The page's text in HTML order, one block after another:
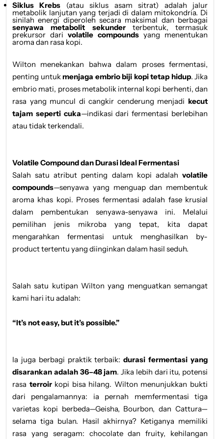
Siklus Krebs (atau siklus asam sitrat) adalah jalur
metabolik lanjutan yang terjadi di dalam mitokondria. Di
sinilah energi diperoleh secara maksimal dan berbagai
senyawa metabolit sekunderterbentuk, termasuk
prekursor dari volatile compounds yang menentukan
aroma dan rasa kopi.
Wilton menekankan bahwa dalam proses fermentasi,
penting untukmenjaga embrio biji kopi tetap hidup. Jika
embrio mati, proses metabolik internal kopi berhenti, dan
rasa yang muncul di cangkir cenderung menjadi kecut
tajam seperti cuka—indikasi dari fermentasi berlebihan
atau tidak terkendali.
Volatile Compound dan Durasi Ideal Fermentasi
Salah satu atribut penting dalam kopi adalah volatile
compounds—senyawa yang menguap dan membentuk
aroma khas kopi. Proses fermentasi adalah fase krusial
dalam pembentukan senyawa-senyawa ini. Melalui
pemilihan jenis mikroba yang tepat, kita dapat
mengarahkan fermentasi untuk menghasilkan by-
product tertentu yang diinginkan dalam hasil seduh.
Salah satu kutipan Wilton yang menguatkan semangat
kami hari itu adalah:
“It’s not easy, but it’s possible.”
Ia juga berbagi praktik terbaik:durasi fermentasi yang
disarankan adalah 36–48 jam. Jika lebih dari itu, potensi
rasa terroirkopi bisa hilang. Wilton menunjukkan bukti
dari pengalamannya: ia pernah memfermentasi tiga
varietas kopi berbeda—Geisha, Bourbon, dan Cattura—
selama tiga bulan. Hasil akhirnya? Ketiganya memiliki
rasa yang seragam: chocolate dan fruity, kehilangan